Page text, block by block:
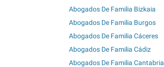
Abogados De Familia Bizkaia
Abogados De Familia Burgos
Abogados De Familia Cáceres
Abogados De Familia Cádiz
Abogados De Familia Cantabria